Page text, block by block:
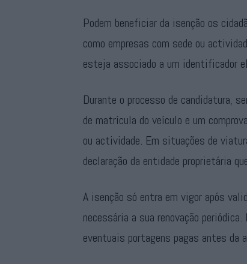
Podem beneficiar da isenção os
como empresas com sede ou
esteja associado a um identificador
Durante o processo de candidatura,
de matrícula do veículo e um
ou actividade. Em situações de
declaração da entidade proprietária
A isenção só entra em vigor após
necessária a sua renovação
eventuais portagens pagas antes da